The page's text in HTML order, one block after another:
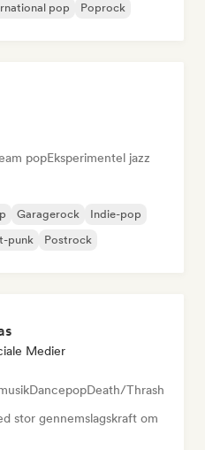
pop Poprock
popEksperimentel jazz
Garagerock
Indie-pop
punk Postrock
Medier
DancepopDeath/Thrash
stor gennemslagskraft om